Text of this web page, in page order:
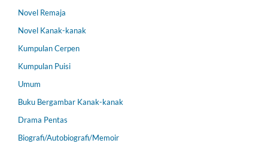
Novel Remaja
Novel Kanak-kanak
Kumpulan Cerpen
Kumpulan Puisi
Umum
Buku Bergambar Kanak-kanak
Drama Pentas
Biografi/Autobiografi/Memoir